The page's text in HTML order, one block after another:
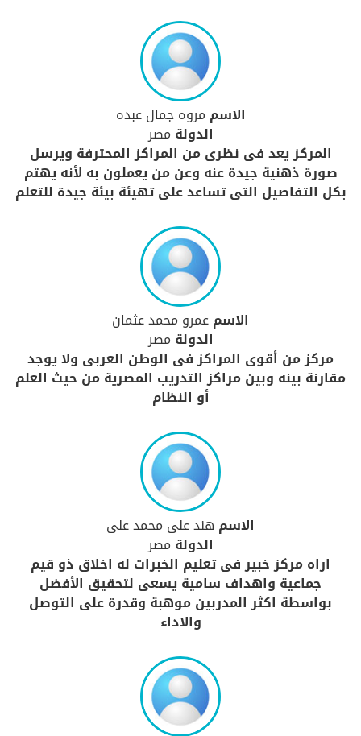
الاسم مروه جمال عبده
الدولة مصر
المركز يعد فى نظرى من المراكز المحترفة ويرسل
صورة ذهنية جيدة عنه وعن من يعملون به لأنه يهتم
بكل التفاصيل التى تساعد على تهيئة بيئة جيدة للتعلم
الاسمعمرو محمد عثمان
الدولة مصر
مركز من أقوى المراكز فى الوطن العربى ولا يوجد
مقارنة بينه وبين مراكز التدريب المصرية من حيث العلم
أو النظام
الاسم هند على محمد على
الدولة مصر
اراه مركز خبير فى تعليم الخبرات له اخلاق ذو قيم
جماعية واهداف سامية يسعى لتحقيق الأفضل
بواسطة اكثر المدربين موهبة وقدرة على التوصل
والاداء